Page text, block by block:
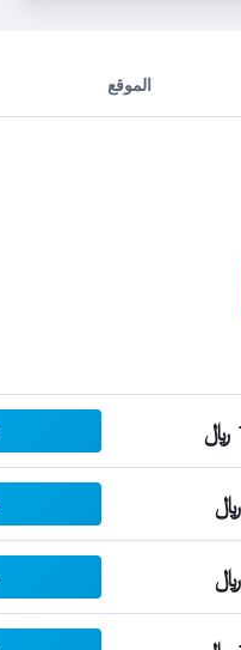
الموقع